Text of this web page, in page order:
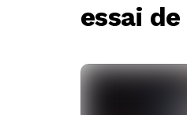
essai